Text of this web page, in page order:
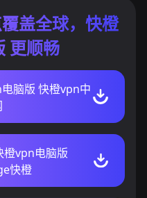
盖全球，快橙
更顺畅
脑版 快橙vpn中
vpn电脑版
快橙